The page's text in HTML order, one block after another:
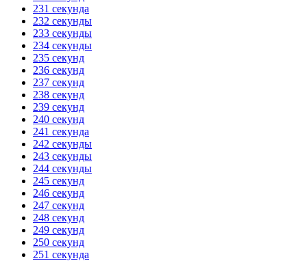
231 секунда
232 секунды
233 секунды
234 секунды
235 секунд
236 секунд
237 секунд
238 секунд
239 секунд
240 секунд
241 секунда
242 секунды
243 секунды
244 секунды
245 секунд
246 секунд
247 секунд
248 секунд
249 секунд
250 секунд
251 секунда